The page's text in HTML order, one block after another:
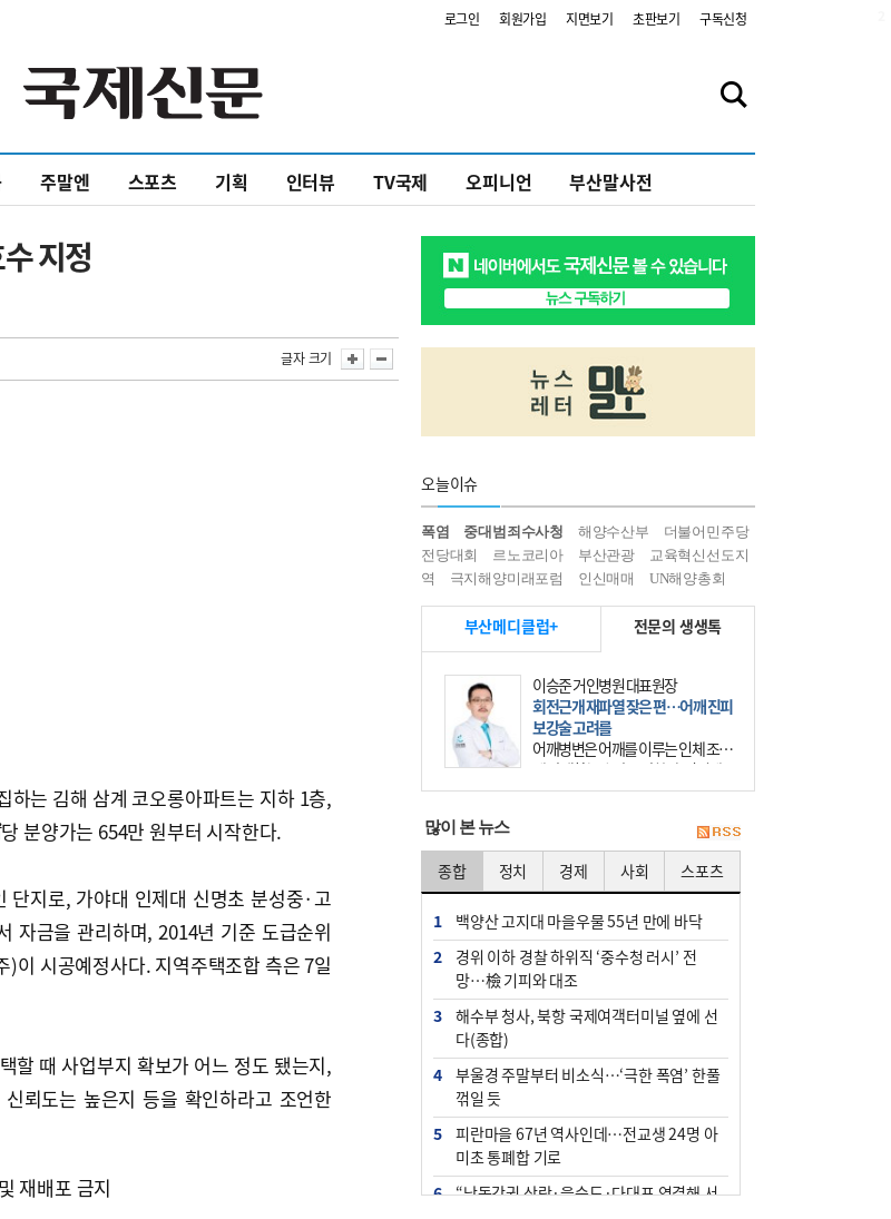
로그인 회원가입 지면보기 초판보기 구독신청
주말엔 스포츠 기획 인터뷰 TV국제 오피니언 부산말사전
지정
글자 크기
는 김해 삼계 코오롱아파트는 지하 1층,
분양가는 654만 원부터 시작한다.
단지로, 가야대 인제대 신명초 분성중·고
자금을 관리하며, 2014년 기준 도급순위
이 시공예정사다. 지역주택조합 측은 7일
할 때 사업부지 확보가 어느 정도 됐는지,
뢰도는 높은지 등을 확인하라고 조언한
재배포 금지
오늘이슈
폭염 중대범죄수사청 해양수산부
더불어민주당
전당대회
르노코리아 부산관광
교육혁신선도지
역
극지해양미래포럼 인신매매 UN해양총회
부산메디클럽+ 전문의 생생톡
이승준 거인병원 대표원장
회전근개 재파열 잦은 편…어깨 진피
보강술 고려를
어깨병변은 어깨를 이루는 인체 조직
에 발생하는 손상을 말한다. 여기에
는 오십견과 회전근개 증후군, 어깨
많이 본 뉴스
종합 정치 경제 사회 스포츠
1
백양산 고지대 마을우물 55년 만에 바닥
2
경위 이하 경찰 하위직 ‘중수청 러시’ 전
망…檢 기피와 대조
3
해수부 청사, 북항 국제여객터미널 옆에 선
다(종합)
4
부울경 주말부터 비소식…‘극한 폭염’ 한풀
꺾일 듯
5
피란마을 67년 역사인데…전교생 24명 아
미초 통폐합 기로
6
“낙동강권 삼락·을숙도·다대포 연결해 서